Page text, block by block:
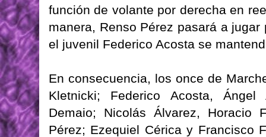
función de volante por derecha en
manera, Renso Pérez pasará a
el juvenil Federico Acosta se
En consecuencia, los once de
Kletnicki; Federico Acosta,
Demaio; Nicolás Álvarez, Horacio
Pérez; Ezequiel Cérica y Francisco